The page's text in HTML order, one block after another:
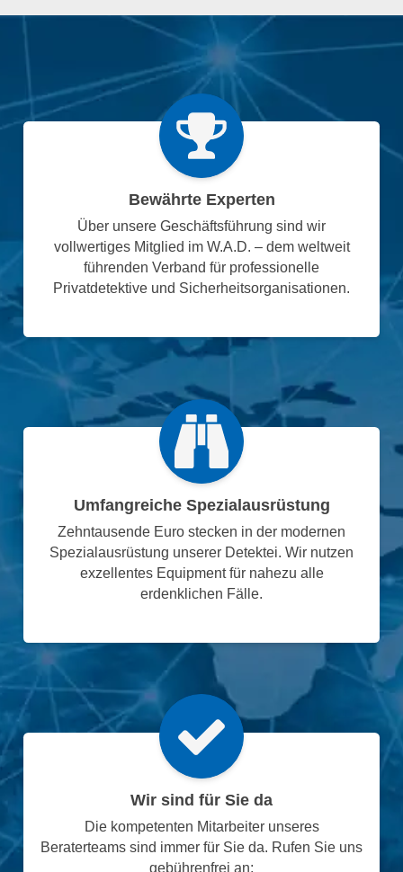
Bewährte Experten
Über unsere Geschäftsführung sind wir
vollwertiges Mitglied im W.A.D. – dem weltweit
führenden Verband für professionelle
Privatdetektive und Sicherheitsorganisationen.
Umfangreiche Spezialausrüstung
Zehntausende Euro stecken in der modernen
Spezialausrüstung unserer Detektei. Wir nutzen
exzellentes Equipment für nahezu alle
erdenklichen Fälle.
Wir sind für Sie da
Die kompetenten Mitarbeiter unseres
Beraterteams sind immer für Sie da. Rufen Sie uns
gebührenfrei an: